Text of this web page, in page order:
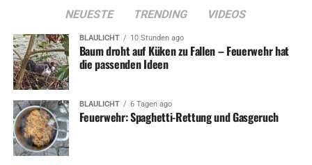
NEUESTE TRENDING VIDEOS
BLAULICHT 10 Stunden ago
Baum droht auf Küken zu Fallen – Feuerwehr hat
die passenden Ideen
BLAULICHT 6 Tagen ago
Feuerwehr: Spaghetti-Rettung und Gasgeruch